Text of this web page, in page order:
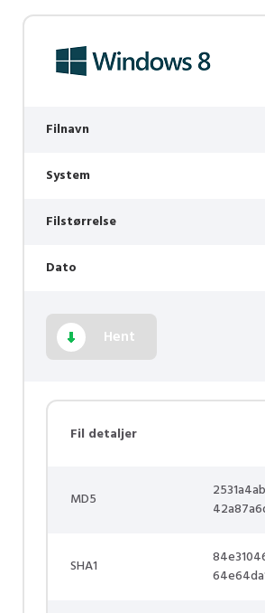
Filnavn
System
Filstørrelse
Dato
Hent
Fil detaljer
MD5
SHA1